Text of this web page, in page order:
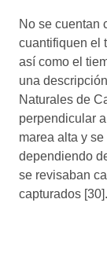
No se cuentan
cuantifiquen el
así como el
una
Naturales de
perpendicular
marea alta y
dependiendo
se revisaban
capturados [30].